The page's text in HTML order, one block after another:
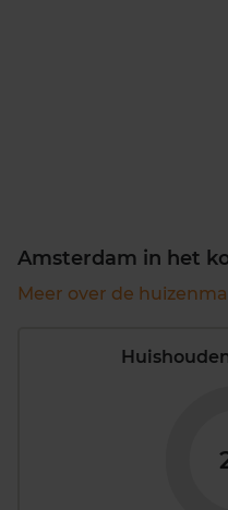
Amsterdam in het
Meer over de